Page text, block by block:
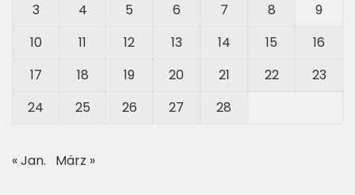
3
4 5 6 7 8
9
10
11 12 13 14 15
16
17
18 19 20 21 22
23
24
25 26 27 28
« Jan. März »